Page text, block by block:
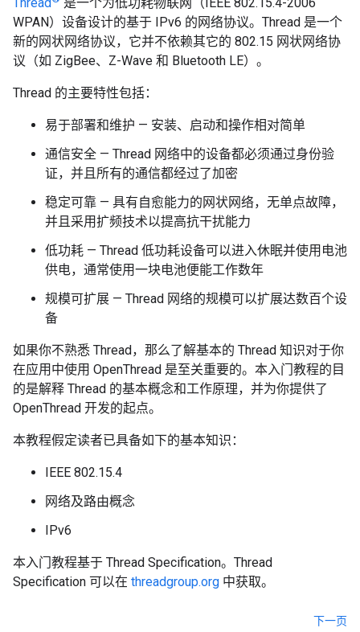
Thread
是一个为低功耗物联网（IEEE 802.15.4-2006
WPAN）设备设计的基于 IPv6 的网络协议。Thread 是一个
新的网状网络协议，它并不依赖其它的 802.15 网状网络协
议（如 ZigBee、Z-Wave 和 Bluetooth LE）。
Thread 的主要特性包括：
易于部署和维护 — 安装、启动和操作相对简单
通信安全 — Thread 网络中的设备都必须通过身份验
证，并且所有的通信都经过了加密
稳定可靠 — 具有自愈能力的网状网络，无单点故障，
并且采用扩频技术以提高抗干扰能力
低功耗 — Thread 低功耗设备可以进入休眠并使用电池
供电，通常使用一块电池便能工作数年
规模可扩展 — Thread 网络的规模可以扩展达数百个设
备
如果你不熟悉 Thread，那么了解基本的 Thread 知识对于你
在应用中使用 OpenThread 是至关重要的。本入门教程的目
的是解释 Thread 的基本概念和工作原理，并为你提供了
OpenThread 开发的起点。
本教程假定读者已具备如下的基本知识：
IEEE 802.15.4
网络及路由概念
IPv6
本入门教程基于 Thread Specification。Thread
Specification 可以在 threadgroup.org 中获取。
下一页